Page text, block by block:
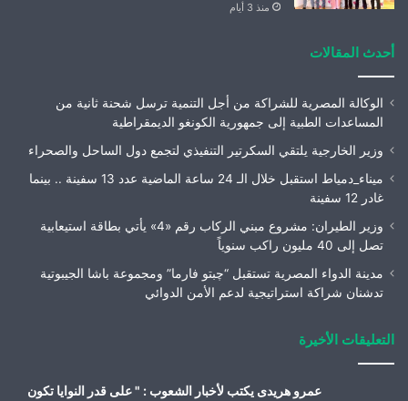
منذ 3 أيام
أحدث المقالات
الوكالة المصرية للشراكة من أجل التنمية ترسل شحنة ثانية من
المساعدات الطبية إلى جمهورية الكونغو الديمقراطية
وزير الخارجية يلتقي السكرتير التنفيذي لتجمع دول الساحل والصحراء
ميناء_دمياط استقبل خلال الـ 24 ساعة الماضية عدد 13 سفينة .. بينما
غادر 12 سفينة
وزير الطيران: مشروع مبني الركاب رقم «4» يأتي بطاقة استيعابية
تصل إلى 40 مليون راكب سنوياً
مدينة الدواء المصرية تستقبل “چبتو فارما” ومجموعة باشا الجيبوتية
تدشنان شراكة استراتيجية لدعم الأمن الدوائي
التعليقات الأخيرة
عمرو هريدى يكتب لأخبار الشعوب : " على قدر النوايا تكون